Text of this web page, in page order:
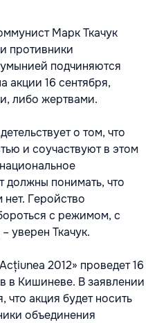
Марк Ткачук
противники
подчиняются
акции 16 сентября,
либо жертвами.
о том, что
и соучаствуют в этом
должны понимать, что
нет. Геройство
с режимом, с
уверен Ткачук.
2012» проведет 16
в Кишиневе. В заявлении
что акция будет носить
объединения